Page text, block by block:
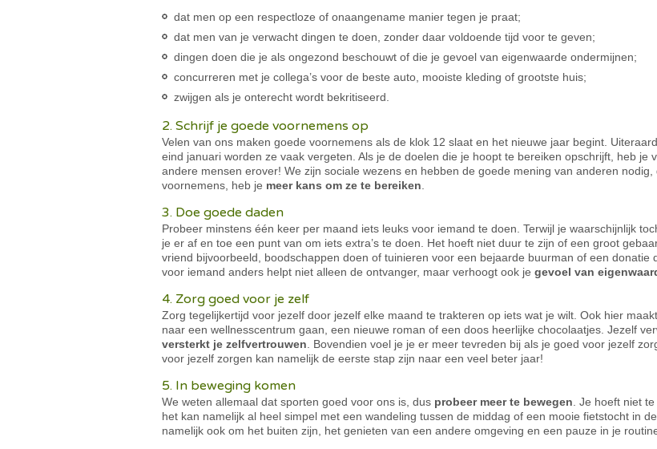
dat men op een respectloze of onaangename manier tegen je praat;
dat men van je verwacht dingen te doen, zonder daar voldoende tijd voor te geven;
dingen doen die je als ongezond beschouwt of die je gevoel van eigenwaarde ondermijnen;
concurreren met je collega’s voor de beste auto, mooiste kleding of grootste huis;
zwijgen als je onterecht wordt bekritiseerd.
2. Schrijf je goede voornemens op
Velen van ons maken goede voornemens als de klok 12 slaat en het nieuwe jaar begint.
eind januari worden ze vaak vergeten. Als je de doelen die je hoopt te bereiken opschrijft, heb je
andere mensen erover! We zijn sociale wezens en hebben de goede mening van anderen
voornemens, heb je meer kans om ze te bereiken
3. Doe goede daden
Probeer minstens één keer per maand iets leuks voor iemand te doen. Terwijl je waarschijnlijk
je er af en toe een punt van om iets extra’s te doen. Het hoeft niet duur te zijn of een groot
vriend bijvoorbeeld, boodschappen doen of tuinieren voor een bejaarde buurman of een donatie
voor iemand anders helpt niet alleen de ontvanger, maar verhoogt ook je gevoel van
4. Zorg goed voor je zelf
Zorg tegelijkertijd voor jezelf door jezelf elke maand te trakteren op iets wat je wilt. Ook hier
naar een wellnesscentrum gaan, een nieuwe roman of een doos heerlijke chocolaatjes. Jezelf
versterkt je zelfvertrouwen . Bovendien voel je je er meer tevreden bij als je goed voor jezelf
voor jezelf zorgen kan namelijk de eerste stap zijn naar een veel beter jaar!
5. In beweging komen
We weten allemaal dat sporten goed voor ons is, dus probeer meer te bewegen . Je hoeft niet
het kan namelijk al heel simpel met een wandeling tussen de middag of een mooie fietstocht in
namelijk ook om het buiten zijn, het genieten van een andere omgeving en een pauze in je